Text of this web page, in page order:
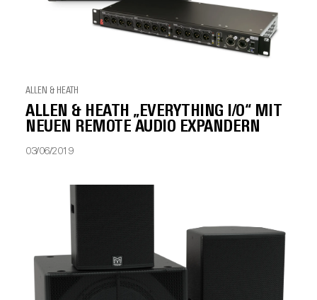
ALLEN & HEATH
ALLEN & HEATH „EVERYTHING I/O“ MIT
NEUEN REMOTE AUDIO EXPANDERN
03/06/2019